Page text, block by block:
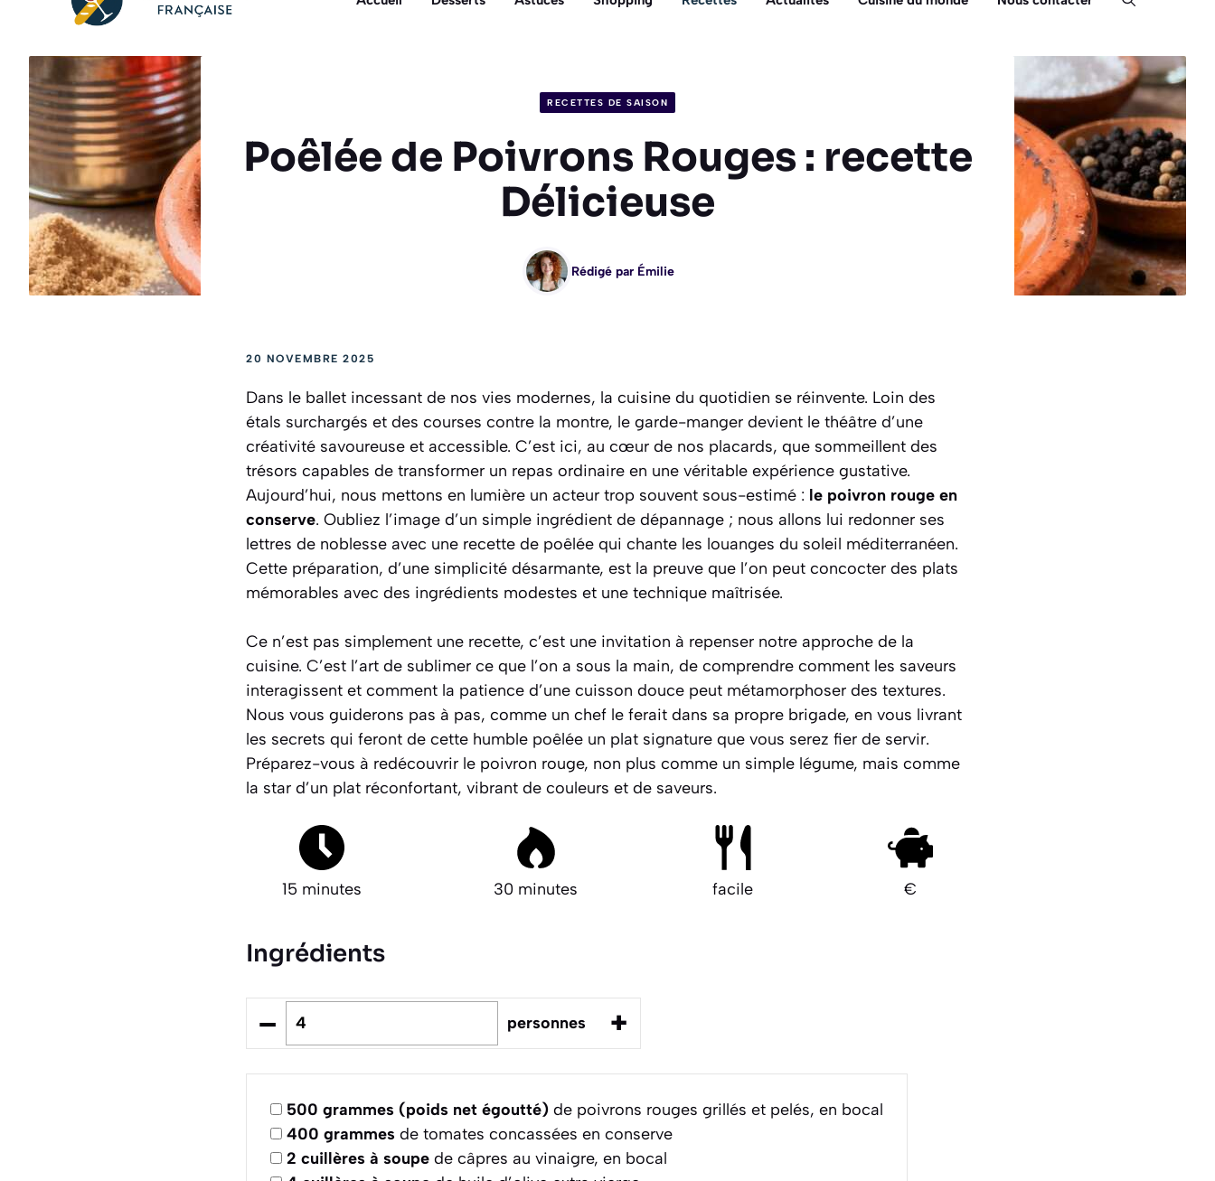
RECETTES DE SAISON
Poêlée de Poivrons Rouges : recette
Délicieuse
Rédigé par Émilie
20 NOVEMBRE 2025
Dans le ballet incessant de nos vies modernes, la cuisine du quotidien se réinvente. Loin des
étals surchargés et des courses contre la montre, le garde-manger devient le théâtre d’une
créativité savoureuse et accessible. C’est ici, au cœur de nos placards, que sommeillent des
trésors capables de transformer un repas ordinaire en une véritable expérience gustative.
Aujourd’hui, nous mettons en lumière un acteur trop souvent sous-estimé : le poivron rouge en
conserve. Oubliez l’image d’un simple ingrédient de dépannage ; nous allons lui redonner ses
lettres de noblesse avec une recette de poêlée qui chante les louanges du soleil méditerranéen.
Cette préparation, d’une simplicité désarmante, est la preuve que l’on peut concocter des plats
mémorables avec des ingrédients modestes et une technique maîtrisée.
Ce n’est pas simplement une recette, c’est une invitation à repenser notre approche de la
cuisine. C’est l’art de sublimer ce que l’on a sous la main, de comprendre comment les saveurs
interagissent et comment la patience d’une cuisson douce peut métamorphoser des textures.
Nous vous guiderons pas à pas, comme un chef le ferait dans sa propre brigade, en vous livrant
les secrets qui feront de cette humble poêlée un plat signature que vous serez fier de servir.
Préparez-vous à redécouvrir le poivron rouge, non plus comme un simple légume, mais comme
la star d’un plat réconfortant, vibrant de couleurs et de saveurs.
15 minutes 30 minutes facile €
Ingrédients
– personnes +
500 grammes (poids net égoutté) de poivrons rouges grillés et pelés, en bocal
400 grammes de tomates concassées en conserve
2 cuillères à soupe de câpres au vinaigre, en bocal